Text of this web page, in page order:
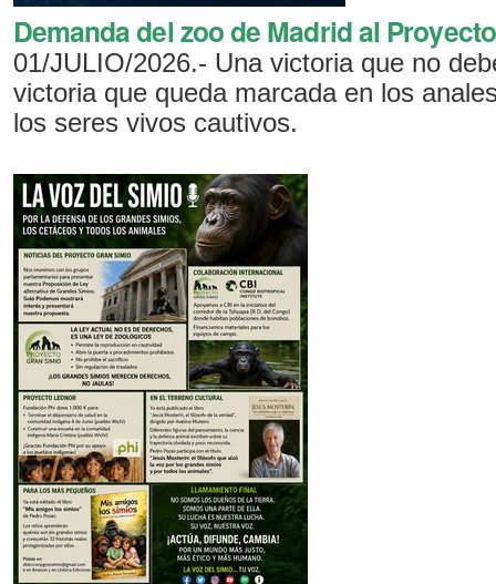
Demanda del zoo de Madrid al
01/JULIO/2026.- Una victoria que no
victoria que queda marcada en los
los seres vivos cautivos.